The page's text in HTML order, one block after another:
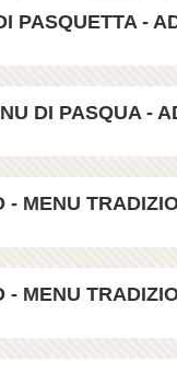
PASQUETTA -
DI PASQUA -
- MENU
- MENU